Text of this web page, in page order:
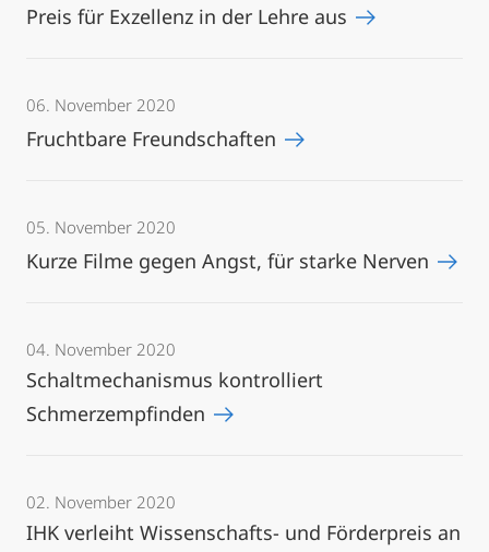
Preis für Exzellenz in der Lehre aus
06. November 2020
Fruchtbare Freundschaften
05. November 2020
Kurze Filme gegen Angst, für starke Nerven
04. November 2020
Schaltmechanismus kontrolliert
Schmerzempfinden
02. November 2020
IHK verleiht Wissenschafts- und Förderpreis an